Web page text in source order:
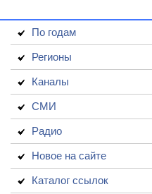
По годам
Регионы
Каналы
СМИ
Радио
Новое на сайте
Каталог ссылок